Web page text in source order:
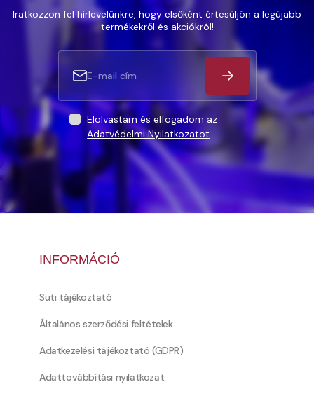
Iratkozzon fel hírlevelünkre, hogy elsőként értesüljön a legújabb
termékekről és akciókról!
Elolvastam és elfogadom az
Adatvédelmi Nyilatkozatot.
INFORMÁCIÓ
Süti tájékoztató
Általános szerződési feltételek
Adatkezelési tájékoztató (GDPR)
Adattovábbítási nyilatkozat